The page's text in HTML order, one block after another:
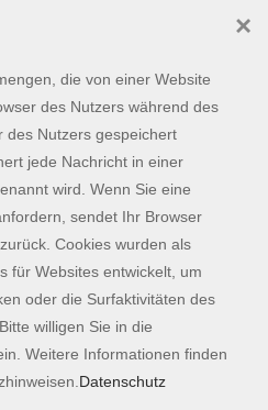
gefunden werden.
Kontaktformular
Impressum
AGB
Datenschutzerklärung
die von einer Website
des Nutzers während des
des Nutzers gespeichert
jede Nachricht in einer
wird. Wenn Sie eine
sendet Ihr Browser
Cookies wurden als
für Websites entwickelt, um
oder die Surfaktivitäten des
willigen Sie in die
Weitere Informationen finden
Datenschutz
×